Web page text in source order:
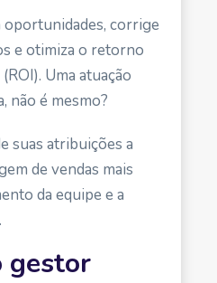
corrige
e otimiza o retorno
Uma atuação
não é mesmo?
suas atribuições a
de vendas mais
da equipe e a
gestor